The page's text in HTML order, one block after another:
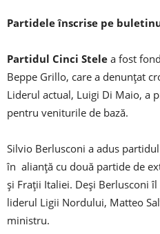
Partidele înscrise pe
Partidul Cinci Stele a fost
Beppe Grillo, care a denunțat
Liderul actual, Luigi Di Maio, a
pentru veniturile de bază.
Silvio Berlusconi a adus
în alianță cu două partide de
și Frații Italiei. Deși Berlusconi
liderul Ligii Nordului, Matteo
ministru.